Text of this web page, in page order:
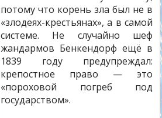
потому что корень зла был не в
«злодеях-крестьянах», а в самой
системе. Не случайно шеф
жандармов Бенкендорф ещё в
1839 году предупреждал:
крепостное право — это
«пороховой погреб под
государством».